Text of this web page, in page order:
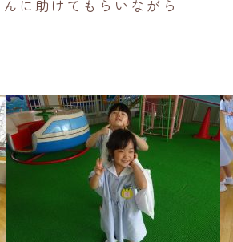
に助けてもらいながら